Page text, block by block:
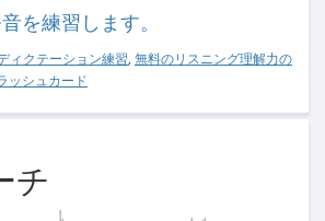
を練習します。
ィクテーション練習, 無料のリスニング理解力の
ッシュカード
チ